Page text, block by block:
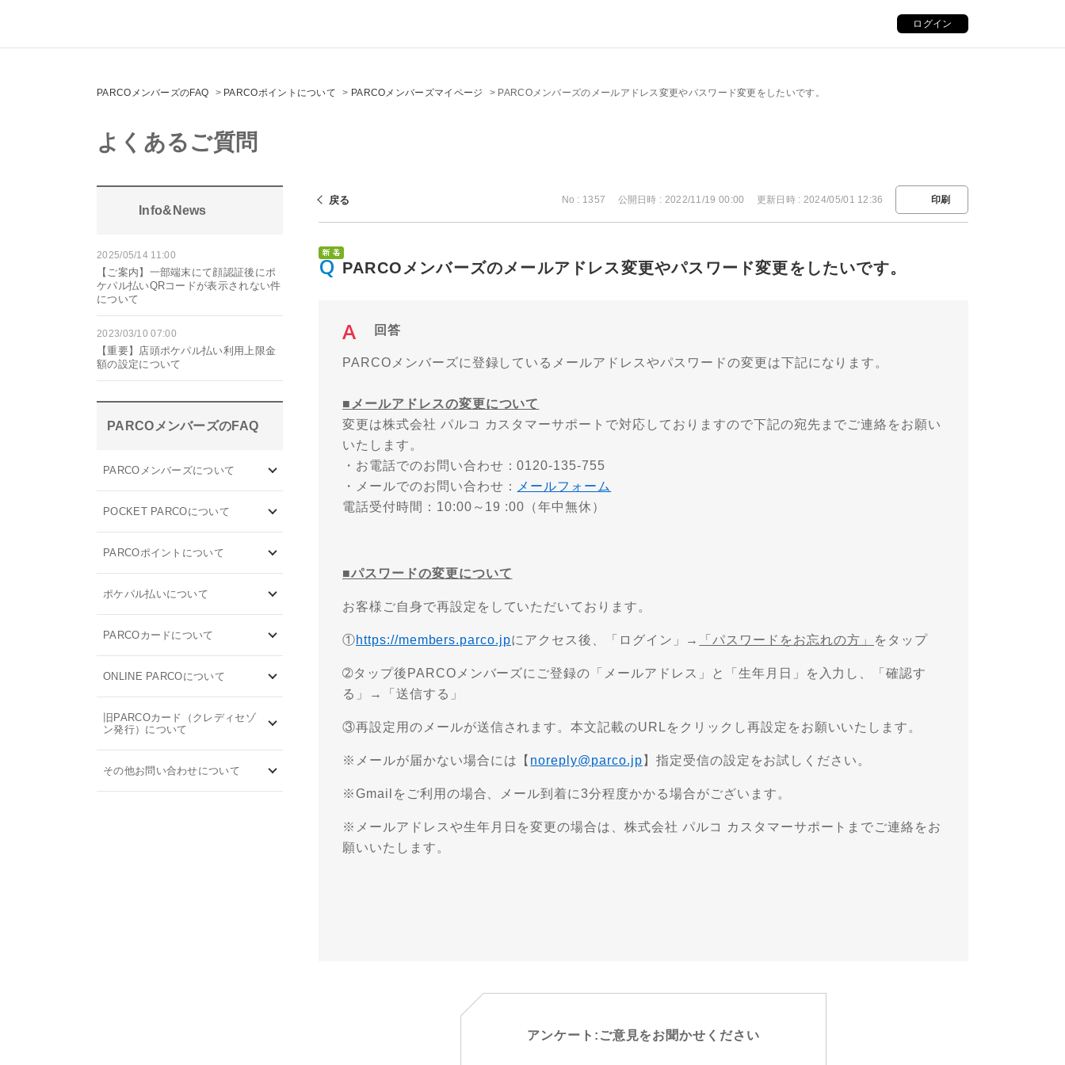
ログイン
PARCOメンバーズのFAQ > PARCOポイントについて > PARCOメンバーズマイページ > PARCOメンバーズのメールアドレス変更やパスワード変更をしたいです。
よくあるご質問
Info&News
2025/05/14 11:00
【ご案内】一部端末にて顔認証後にポ
ケパル払いQRコードが表示されない件
について
2023/03/10 07:00
【重要】店頭ポケパル払い利用上限金
額の設定について
PARCOメンバーズのFAQ
PARCOメンバーズについて
POCKET PARCOについて
PARCOポイントについて
ポケパル払いについて
PARCOカードについて
ONLINE PARCOについて
旧PARCOカード（クレディセゾ
ン発行）について
その他お問い合わせについて
戻る No : 1357 公開日時 : 2022/11/19 00:00 更新日時 : 2024/05/01 12:36 印刷
PARCOメンバーズのメールアドレス変更やパスワード変更をしたいです。
回答
PARCOメンバーズに登録しているメールアドレスやパスワードの変更は下記になります。
■メールアドレスの変更について
変更は株式会社 パルコ カスタマーサポートで対応しておりますので下記の宛先までご連絡をお願い
いたします。
・お電話でのお問い合わせ：0120-135-755
・メールでのお問い合わせ：
メールフォーム
電話受付時間：10:00～19 :00（年中無休）
■パスワードの変更について
お客様ご自身で再設定をしていただいております。
①https://members.parco.jpにアクセス後、「ログイン」→ 「パスワードをお忘れの方」 をタップ
➁タップ後PARCOメンバーズにご登録の「メールアドレス」と「生年月日」を入力し、「確認す
る」→「送信する」
③再設定用のメールが送信されます。本文記載のURLをクリックし再設定をお願いいたします。
※メールが届かない場合には【 noreply@parco.jp 】指定受信の設定をお試しください。
※Gmailをご利用の場合、メール到着に3分程度かかる場合がございます。
※メールアドレスや生年月日を変更の場合は、株式会社 パルコ カスタマーサポートまでご連絡をお
願いいたします。
アンケート:ご意見をお聞かせください